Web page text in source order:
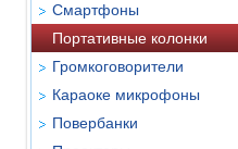
Смартфоны
Портативные колонки
Громкоговорители
Караоке микрофоны
Повербанки